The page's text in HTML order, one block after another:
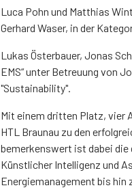
Luca Pohn und Matthias
Gerhard Waser, in der
Lukas Österbauer, Jonas
EMS“ unter Betreuung von
"Sustainability".
Mit einem dritten Platz, vier
HTL Braunau zu den
bemerkenswert ist dabei
Künstlicher Intelligenz und
Energiemanagement bis